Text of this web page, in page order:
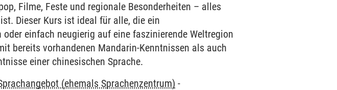
Filme, Feste und regionale Besonderheiten – alles
Dieser Kurs ist ideal für alle, die ein
einfach neugierig auf eine faszinierende Weltregion
bereits vorhandenen Mandarin-Kenntnissen als auch
einer chinesischen Sprache.
(ehemals Sprachenzentrum) -